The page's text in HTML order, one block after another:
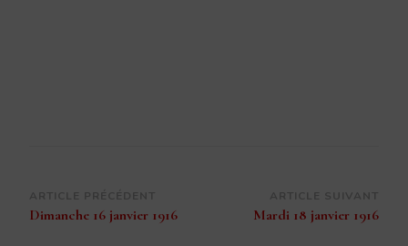
Navigation
d’article
Dimanche 16 janvier 1916 Mardi 18 janvier 1916